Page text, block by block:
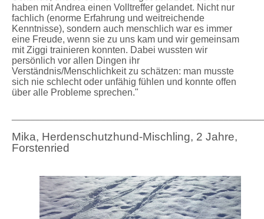
haben mit Andrea einen Volltreffer gelandet. Nicht nur
fachlich (enorme Erfahrung und weitreichende
Kenntnisse), sondern auch menschlich war es immer
eine Freude, wenn sie zu uns kam und wir gemeinsam
mit Ziggi trainieren konnten. Dabei wussten wir
persönlich vor allen Dingen ihr
Verständnis/Menschlichkeit zu schätzen: man musste
sich nie schlecht oder unfähig fühlen und konnte offen
über alle Probleme sprechen."
Mika, Herdenschutzhund-Mischling, 2 Jahre,
Forstenried